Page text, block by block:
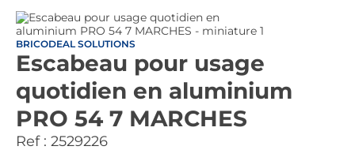
BRICODEAL SOLUTIONS
Escabeau pour usage
quotidien en aluminium
PRO 54 7 MARCHES
Ref : 2529226